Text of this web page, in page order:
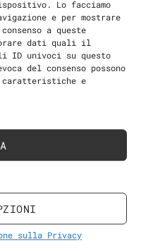
Lo facciamo
e per mostrare
a queste
dati quali il
ID univoci su questo
del consenso possono
caratteristiche e
sulla Privacy
capacità
in maniera
grado di
richiesti da
Tale
dalla
prodotti
agli ultimi
della
la categoria